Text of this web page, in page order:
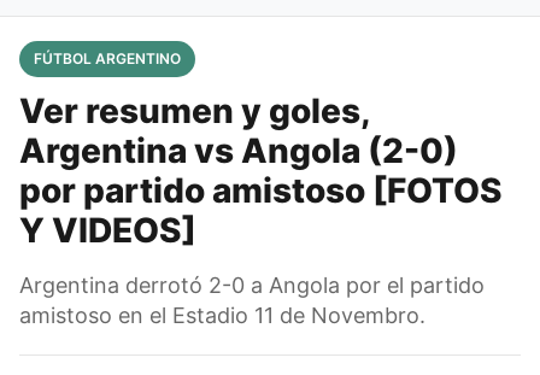
FÚTBOL ARGENTINO
Ver resumen y goles,
Argentina vs Angola (2-0)
por partido amistoso [FOTOS
Y VIDEOS]
Argentina derrotó 2-0 a Angola por el partido
amistoso en el Estadio 11 de Novembro.